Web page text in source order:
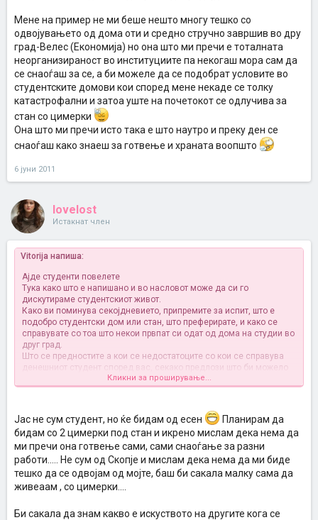
Мене на пример не ми беше нешто многу тешко со
одвојувањето од дома оти и средно стручно завршив во дру
град-Велес (Економија) но она што ми пречи е тоталната
неорганизираност во институциите па некогаш мора сам да
се снаоѓаш за се, а би можеле да се подобрат условите во
студентските домови кои според мене некаде се толку
катастрофални и затоа уште на почетокот се одлучива за
стан со цимерки
Она што ми пречи исто така е што наутро и преку ден се
снаоѓаш како знаеш за готвење и храната воопшто
6 јуни 2011
lovelost
Истакнат член
Vitorija напиша:
Ајде студенти повелете
Тука како што е напишано и во насловот може да си го
дискутираме студентскиот живот.
Како ви поминува секојдневието, припремите за испит, што е
подобро студентски дом или стан, што преферирате, и како се
справувате со тоа што некои првпат си одат од дома на студии во
друг град.
Што се предностите а кои се недостатоците со кои се справува
денешниот студент според вас, секако предлози што би можело
да се подобри се добредојдени.
од дома оти и средно стручно завршив во дру град-Велес
(Економија) но она што ми пречи е тоталната неорганизираност во
институциите па некогаш мора сам да се снаоѓаш за се, а би
можеле да се подобрат условите во студентските домови кои
според мене некаде се толку катастрофални и затоа уште на
почетокот се одлучива за стан со цимерки
Она што ми пречи исто така е што наутро и преку ден се снаоѓаш
како знаеш за готвење и храната воопшто
Кликни за проширување...
Јас не сум студент, но ќе бидам од есен
Планирам да
бидам со 2 цимерки под стан и икрено мислам дека нема да
ми пречи она готвење сами, сами снаоѓање за разни
работи..... Не сум од Скопје и мислам дека нема да ми биде
тешко да се одвојам од мојте, баш би сакала малку сама да
живеаам , со цимерки....
Би сакала да знам какво е искуството на другите кога се